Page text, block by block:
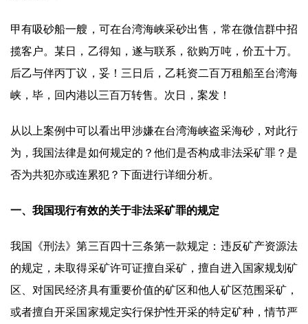
甲有吸砂船一艘，可在台湾海峡采砂出售，常在微信群中招
揽客户。某日，乙得知，遂与联系，欲购万吨，价五十万。
后乙与伴丙丁议，妥！三日后，乙耗资二百万租船至台湾海
峡，毕，回内港以三百万转售。次日，案发！
从以上案例中可以看出甲涉嫌在台湾海峡盗采海砂，对此行
为，我国法律是如何规定的？他们是否构成非法采矿罪？是
否为共犯亦或连累犯？下面进行详细分析。
一、我国现行有效的关于非法采矿罪的规定
我国《刑法》第三百四十三条第一款规定：违反矿产资源法
的规定，未取得采矿许可证擅自采矿，擅自进入国家规划矿
区、对国民经济具有重要价值的矿区和他人矿区范围采矿，
或者擅自开采国家规定实行保护性开采的特定矿种，情节严